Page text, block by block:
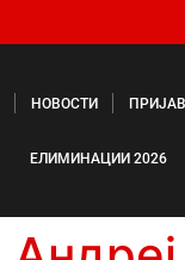
НОВОСТИ
ЕЛИМИНАЦИИ 2026